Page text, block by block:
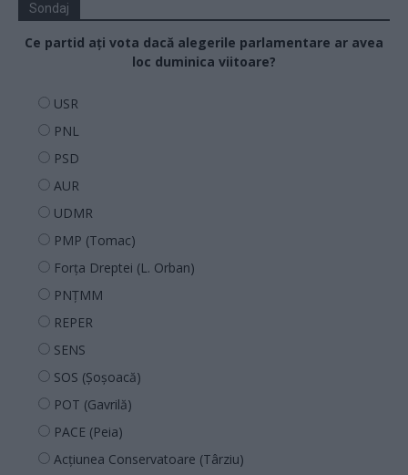
Sondaj
Ce partid ați vota dacă alegerile parlamentare ar avea
loc duminica viitoare?
USR
PNL
PSD
AUR
UDMR
PMP (Tomac)
Forța Dreptei (L. Orban)
PNȚMM
REPER
SENS
SOS (Șoșoacă)
POT (Gavrilă)
PACE (Peia)
Acțiunea Conservatoare (Târziu)